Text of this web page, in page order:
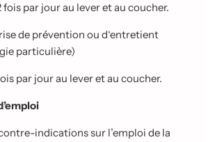
par jour au lever et au coucher.
de prévention ou d‘entretient
particulière)
par jour au lever et au coucher.
contre-indications sur l’emploi de la